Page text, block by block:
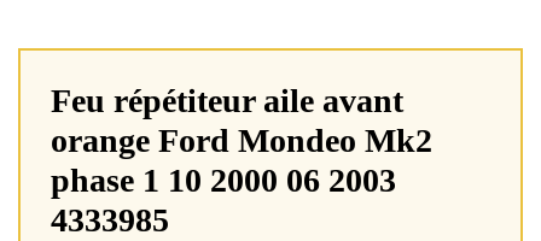
Feu répétiteur aile avant
orange Ford Mondeo Mk2
phase 1 10 2000 06 2003
4333985